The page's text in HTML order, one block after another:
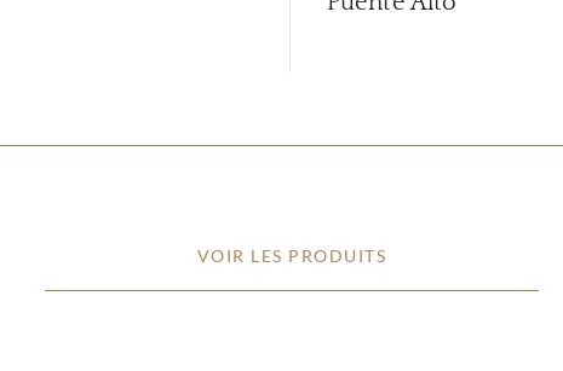
VOIR LES PRODUITS